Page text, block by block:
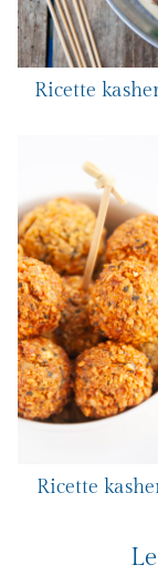
Ricette
Ricette